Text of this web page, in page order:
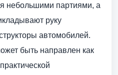
небольшими партиями, а
руку
автомобилей.
быть направлен как